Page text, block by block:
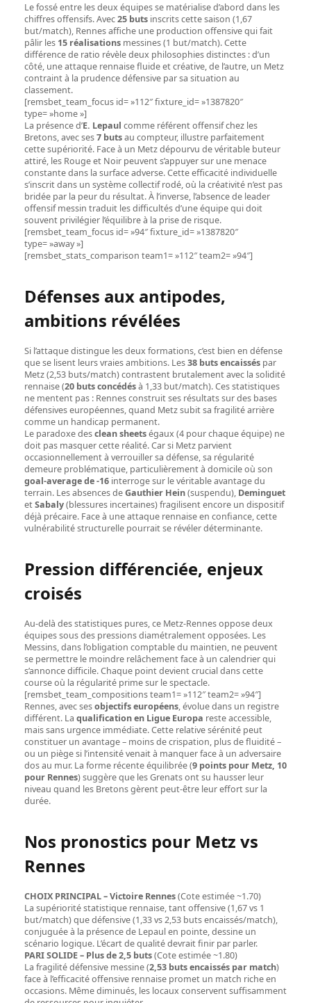
Le fossé entre les deux équipes se matérialise d’abord dans les
chiffres offensifs. Avec25 buts inscrits cette saison (1,67
but/match), Rennes affiche une production offensive qui fait
pâlir les 15 réalisations messines (1 but/match). Cette
différence de ratio révèle deux philosophies distinctes : d’un
côté, une attaque rennaise fluide et créative, de l’autre, un Metz
contraint à la prudence défensive par sa situation au
classement.
[remsbet_team_focus id= »112″ fixture_id= »1387820″
type= »home »]
La présence d’E. Lepaul comme référent offensif chez les
Bretons, avec ses7 butsau compteur, illustre parfaitement
cette supériorité. Face à un Metz dépourvu de véritable buteur
attiré, les Rouge et Noir peuvent s’appuyer sur une menace
constante dans la surface adverse. Cette efficacité individuelle
s’inscrit dans un système collectif rodé, où la créativité n’est pas
bridée par la peur du résultat. À l’inverse, l’absence de leader
offensif messin traduit les difficultés d’une équipe qui doit
souvent privilégier l’équilibre à la prise de risque.
[remsbet_team_focus id= »94″ fixture_id= »1387820″
type= »away »]
[remsbet_stats_comparison team1= »112″ team2= »94″]
Défenses aux antipodes,
ambitions révélées
Si l’attaque distingue les deux formations, c’est bien en défense
que se lisent leurs vraies ambitions. Les38 buts encaissés par
Metz (2,53 buts/match) contrastent brutalement avec la solidité
rennaise (20 buts concédésà 1,33 but/match). Ces statistiques
ne mentent pas : Rennes construit ses résultats sur des bases
défensives européennes, quand Metz subit sa fragilité arrière
comme un handicap permanent.
Le paradoxe desclean sheetségaux (4 pour chaque équipe) ne
doit pas masquer cette réalité. Car si Metz parvient
occasionnellement à verrouiller sa défense, sa régularité
demeure problématique, particulièrement à domicile où son
goal-average de -16 interroge sur le véritable avantage du
terrain. Les absences deGauthier Hein(suspendu), Deminguet
etSabaly(blessures incertaines) fragilisent encore un dispositif
déjà précaire. Face à une attaque rennaise en confiance, cette
vulnérabilité structurelle pourrait se révéler déterminante.
Pression différenciée, enjeux
croisés
Au-delà des statistiques pures, ce Metz-Rennes oppose deux
équipes sous des pressions diamétralement opposées. Les
Messins, dans l’obligation comptable du maintien, ne peuvent
se permettre le moindre relâchement face à un calendrier qui
s’annonce difficile. Chaque point devient crucial dans cette
course où la régularité prime sur le spectacle.
[remsbet_team_compositions team1= »112″ team2= »94″]
Rennes, avec sesobjectifs européens, évolue dans un registre
différent. La qualification en Ligue Europa reste accessible,
mais sans urgence immédiate. Cette relative sérénité peut
constituer un avantage – moins de crispation, plus de fluidité –
ou un piège si l’intensité venait à manquer face à un adversaire
dos au mur. La forme récente équilibrée (9 points pour Metz, 10
pour Rennes) suggère que les Grenats ont su hausser leur
niveau quand les Bretons gèrent peut-être leur effort sur la
durée.
Nos pronostics pour Metz vs
Rennes
CHOIX PRINCIPAL – Victoire Rennes(Cote estimée ~1.70)
La supériorité statistique rennaise, tant offensive (1,67 vs 1
but/match) que défensive (1,33 vs 2,53 buts encaissés/match),
conjuguée à la présence de Lepaul en pointe, dessine un
scénario logique. L’écart de qualité devrait finir par parler.
PARI SOLIDE – Plus de 2,5 buts(Cote estimée ~1.80)
La fragilité défensive messine (2,53 buts encaissés par match)
face à l’efficacité offensive rennaise promet un match riche en
occasions. Même diminués, les locaux conservent suffisamment